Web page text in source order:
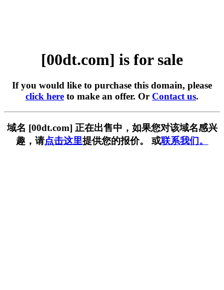
[00dt.com] is for sale
If you would like to purchase this domain, please
click here to make an offer. Or Contact us.
域名 [00dt.com] 正在出售中，如果您对该域名感兴
趣，请点击这里提供您的报价。 或联系我们。